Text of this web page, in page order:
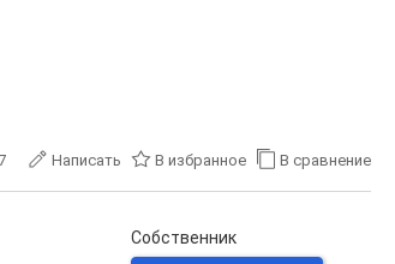
Написать В избранное В сравнение
Собственник